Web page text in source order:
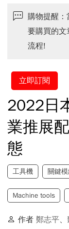
購物提醒：
要購買的文
流程!
立即訂閱
2022日
業推展
態
工具機 關鍵模
Machine tools
作者 鄭志平、